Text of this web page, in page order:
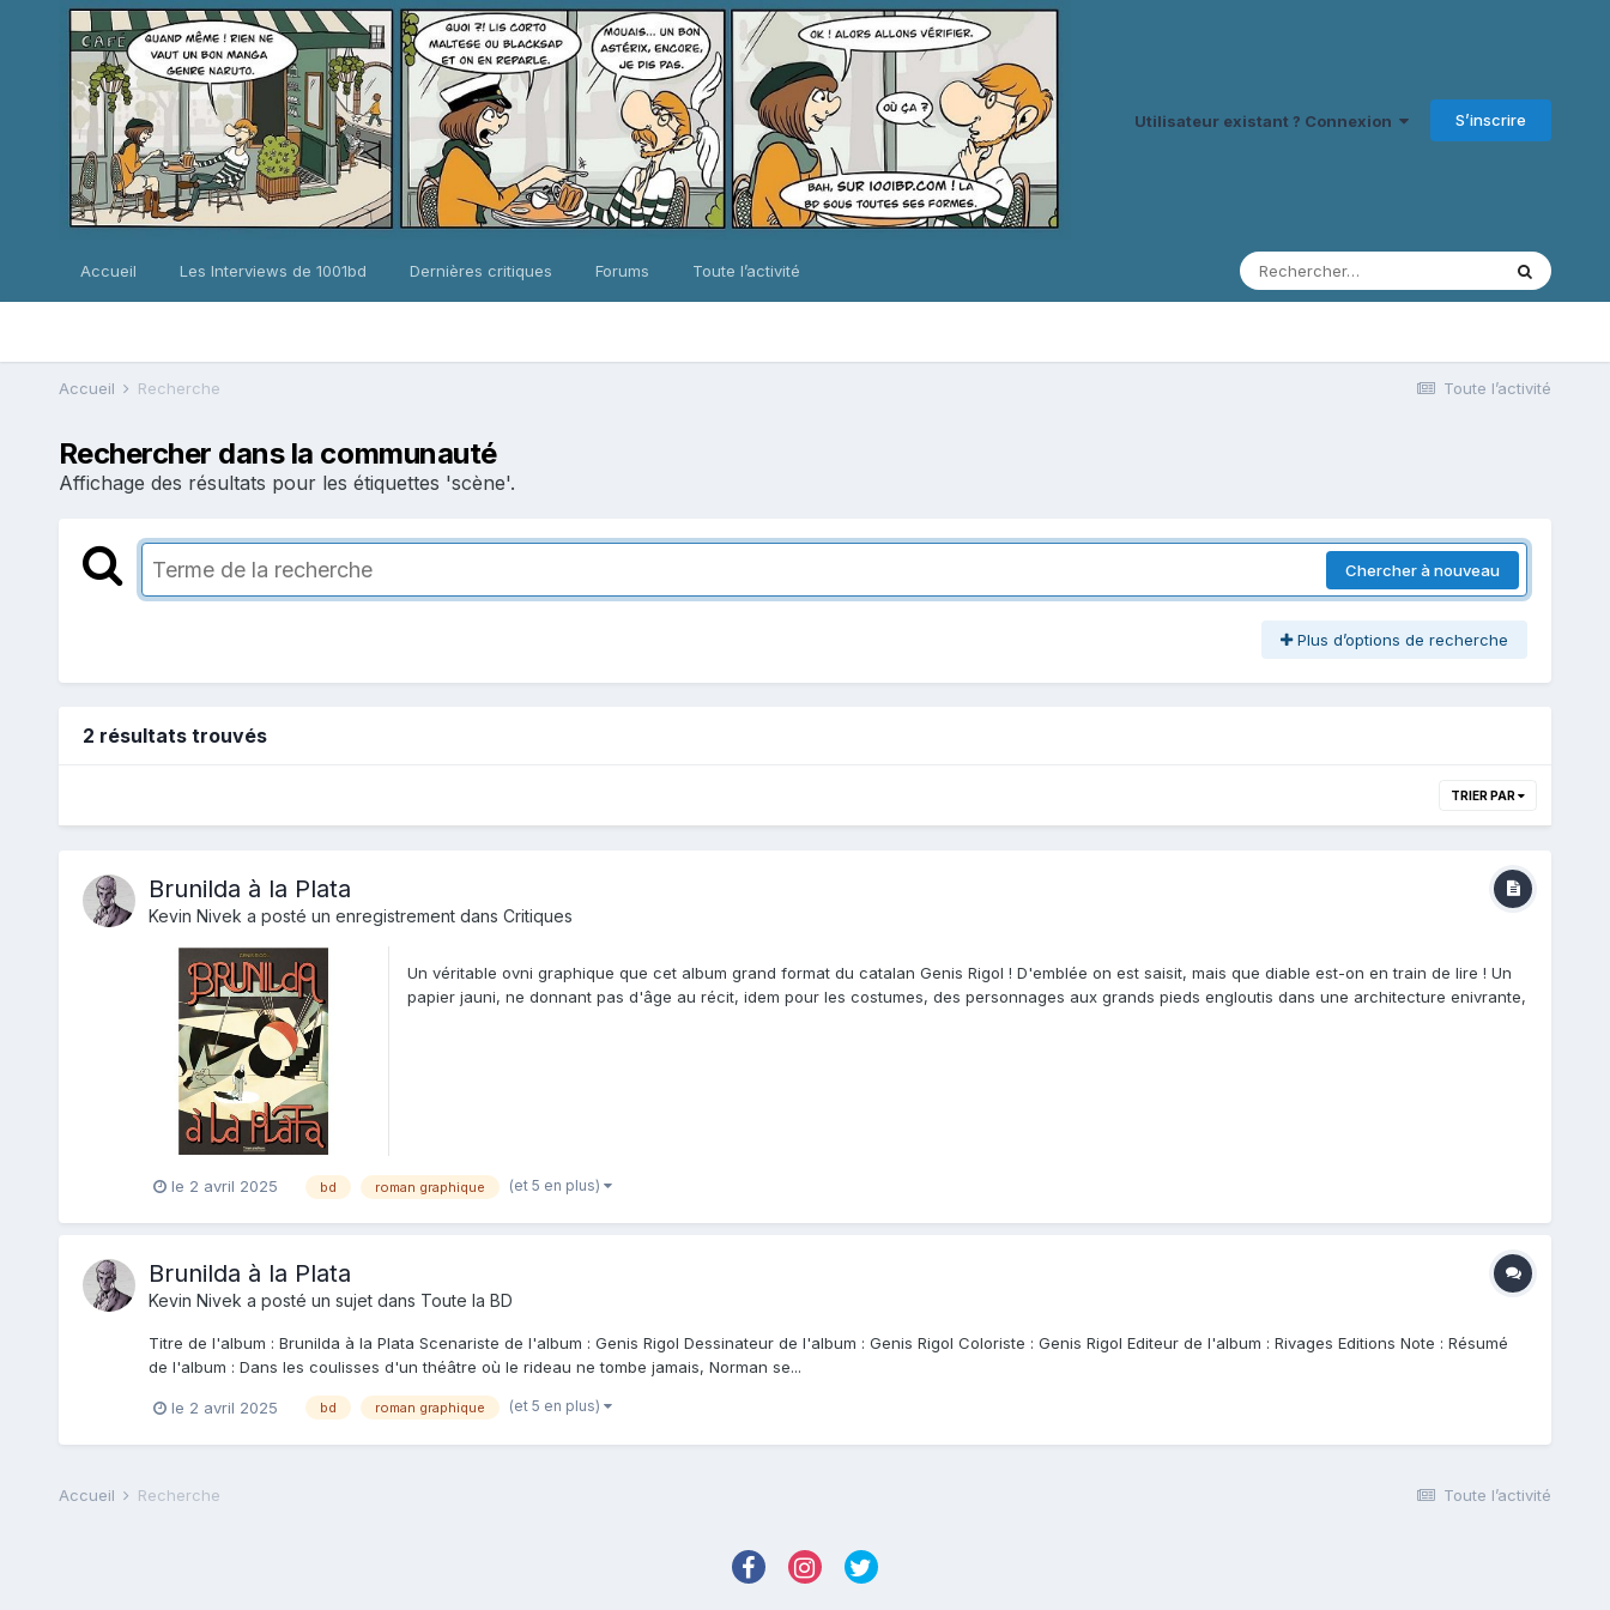
Utilisateur existant ? Connexion S’inscrire
Accueil Les Interviews de 1001bd Dernières critiques Forums Toute l’activité
Toute l’activité
Accueil Recherche
Rechercher dans la communauté
Affichage des résultats pour les étiquettes 'scène'.
Chercher à nouveau
Plus d’options de recherche
2 résultats trouvés
TRIER PAR
Brunilda à la Plata
Kevin Nivek a posté un enregistrement dans Critiques
Un véritable ovni graphique que cet album grand format du catalan Genis Rigol ! D'emblée on est saisit, mais que diable est-on en train de lire ! Un
papier jauni, ne donnant pas d'âge au récit, idem pour les costumes, des personnages aux grands pieds engloutis dans une architecture enivrante,
le 2 avril 2025 bd roman graphique (et 5 en plus)
Brunilda à la Plata
Kevin Nivek a posté un sujet dans Toute la BD
Titre de l'album : Brunilda à la Plata Scenariste de l'album : Genis Rigol Dessinateur de l'album : Genis Rigol Coloriste : Genis Rigol Editeur de l'album : Rivages Editions Note : Résumé
de l'album : Dans les coulisses d'un théâtre où le rideau ne tombe jamais, Norman se...
le 2 avril 2025 bd roman graphique (et 5 en plus)
Toute l’activité
Accueil Recherche